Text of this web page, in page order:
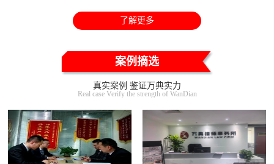
了解更多
案例摘选
真实案例 鉴证万典实力
Real case Verify the strength of WanDian